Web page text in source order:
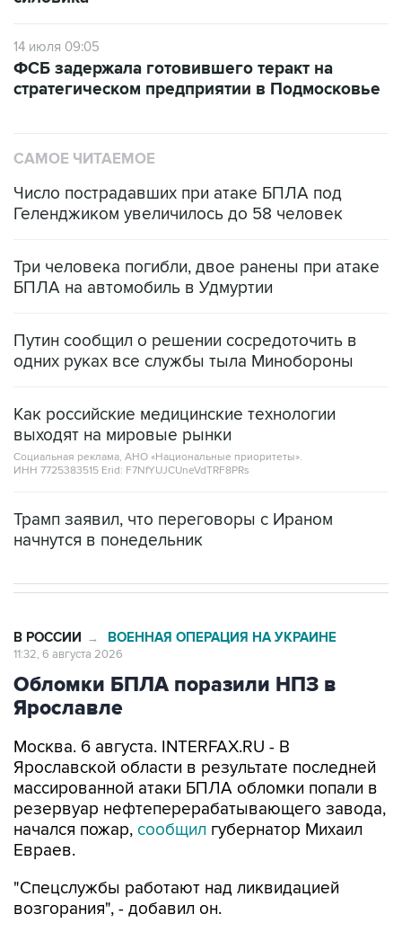
14 июля 09:05
ФСБ задержала готовившего теракт на
стратегическом предприятии в Подмосковье
САМОЕ ЧИТАЕМОЕ
Число пострадавших при атаке БПЛА под
Геленджиком увеличилось до 58 человек
Три человека погибли, двое ранены при атаке
БПЛА на автомобиль в Удмуртии
Путин сообщил о решении сосредоточить в
одних руках все службы тыла Минобороны
Как российские медицинские технологии
выходят на мировые рынки
Социальная реклама, АНО «Национальные приоритеты».
ИНН 7725383515 Erid: F7NfYUJCUneVdTRF8PRs
Трамп заявил, что переговоры с Ираном
начнутся в понедельник
В РОССИИ → ВОЕННАЯ ОПЕРАЦИЯ НА УКРАИНЕ
11:32, 6 августа 2026
Обломки БПЛА поразили НПЗ в
Ярославле
Москва. 6 августа. INTERFAX.RU - В
Ярославской области в результате последней
массированной атаки БПЛА обломки попали в
резервуар нефтеперерабатывающего завода,
начался пожар, сообщил губернатор Михаил
Евраев.
"Спецслужбы работают над ликвидацией
возгорания", - добавил он.